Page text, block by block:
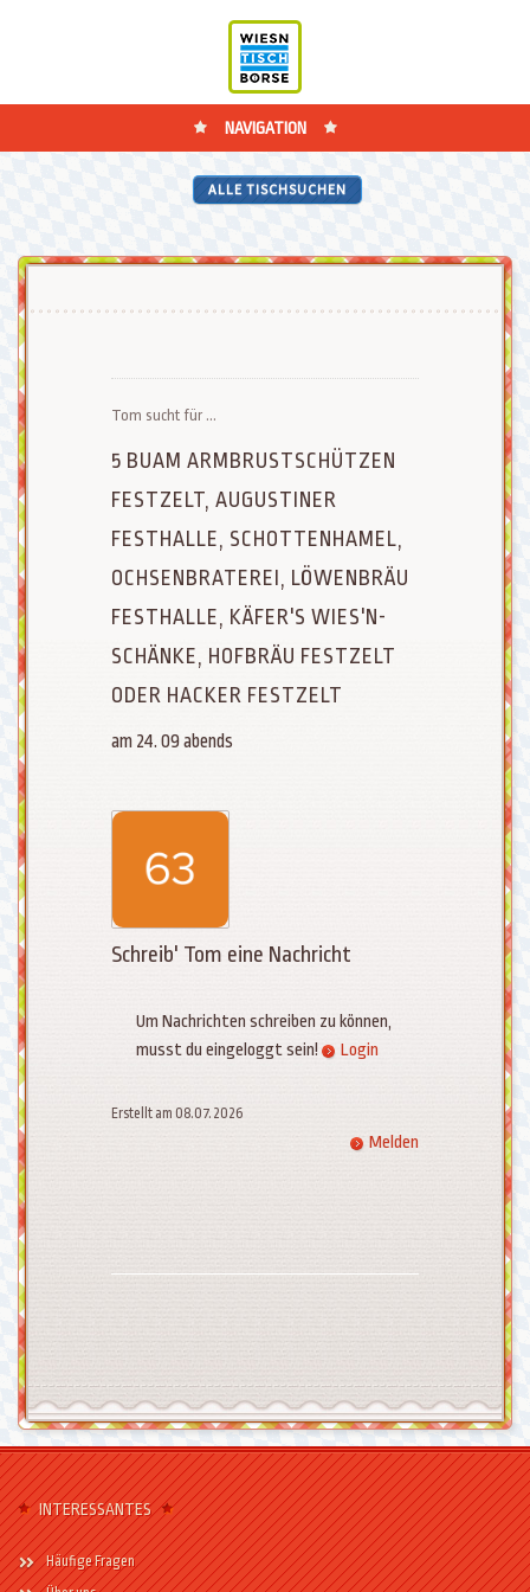
NAVIGATION
ALLE TISCHSUCHEN
Tom sucht für ...
5 BUAM ARMBRUSTSCHÜTZEN
FESTZELT, AUGUSTINER
FESTHALLE, SCHOTTENHAMEL,
OCHSENBRATEREI, LÖWENBRÄU
FESTHALLE, KÄFER'S WIES'N-
SCHÄNKE, HOFBRÄU FESTZELT
ODER HACKER FESTZELT
am 24. 09 abends
Schreib' Tom eine Nachricht
Um Nachrichten schreiben zu können,
musst du eingeloggt sein!
Login
Erstellt am 08.07.2026
Melden
INTERESSANTES
Häufige Fragen